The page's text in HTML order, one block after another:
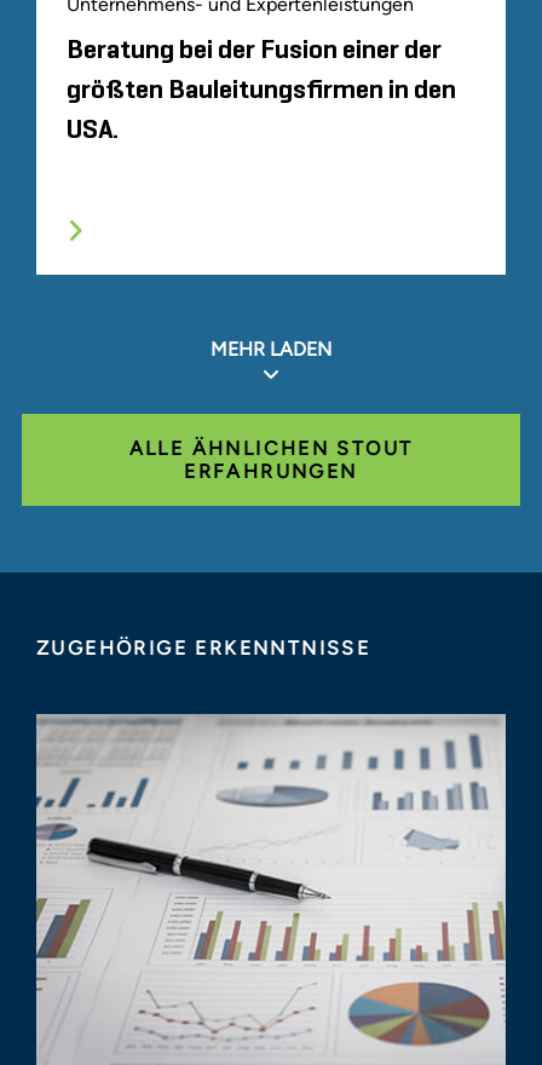
Beratung bei der Fusion einer der
größten Bauleitungsfirmen in den
USA.
MEHR LADEN
ALLE ÄHNLICHEN STOUT
ERFAHRUNGEN
ZUGEHÖRIGE ERKENNTNISSE